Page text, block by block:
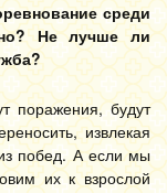
среди
Не лучше ли
поражения, будут
извлекая
побед. А если мы
их к взрослой